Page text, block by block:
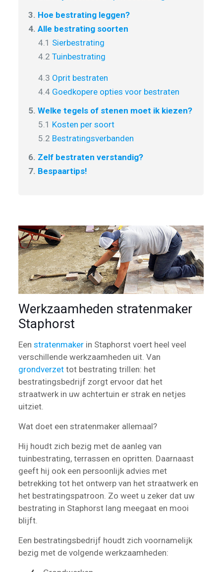
3. Hoe bestrating leggen?
4. Alle bestrating soorten
4.1 Sierbestrating
4.2 Tuinbestrating
4.3 Oprit bestraten
4.4 Goedkopere opties voor bestraten
5. Welke tegels of stenen moet ik kiezen?
5.1 Kosten per soort
5.2 Bestratingsverbanden
6. Zelf bestraten verstandig?
7. Bespaartips!
Werkzaamheden stratenmaker
Staphorst
Een stratenmakerin Staphorst voert heel veel
verschillende werkzaamheden uit. Van
grondverzettot bestrating trillen: het
bestratingsbedrijf zorgt ervoor dat het
straatwerk in uw achtertuin er strak en netjes
uitziet.
Wat doet een stratenmaker allemaal?
Hij houdt zich bezig met de aanleg van
tuinbestrating, terrassen en opritten. Daarnaast
geeft hij ook een persoonlijk advies met
betrekking tot het ontwerp van het straatwerk en
het bestratingspatroon. Zo weet u zeker dat uw
bestrating in Staphorst lang meegaat en mooi
blijft.
Een bestratingsbedrijf houdt zich voornamelijk
bezig met de volgende werkzaamheden: